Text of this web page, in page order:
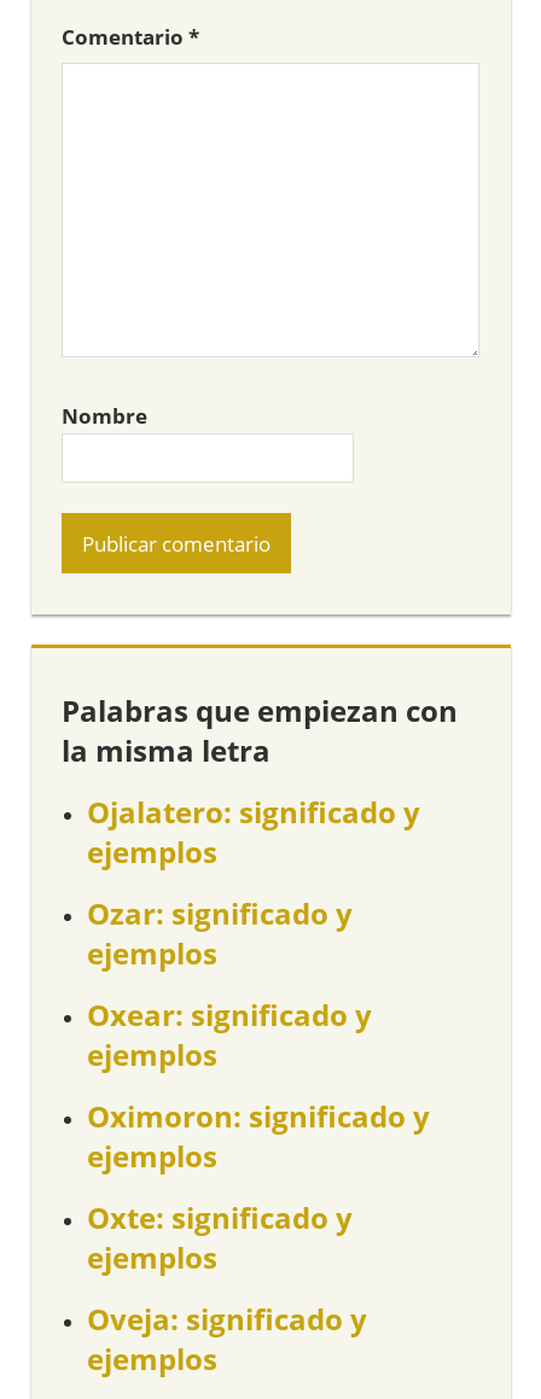
Comentario *
Nombre
Palabras que empiezan con
la misma letra
Ojalatero: significado y
ejemplos
Ozar: significado y
ejemplos
Oxear: significado y
ejemplos
Oximoron: significado y
ejemplos
Oxte: significado y
ejemplos
Oveja: significado y
ejemplos